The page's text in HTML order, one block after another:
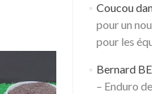
Coucou
pour un
pour les
Bernard
– Enduro